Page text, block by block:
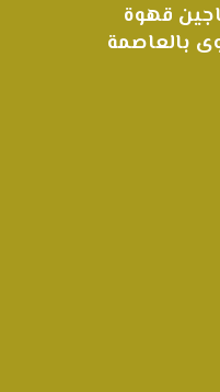
قهوة
بالعاصمة